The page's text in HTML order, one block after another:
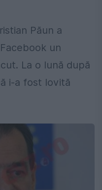
Păun a
un
La o lună după
i-a fost lovită